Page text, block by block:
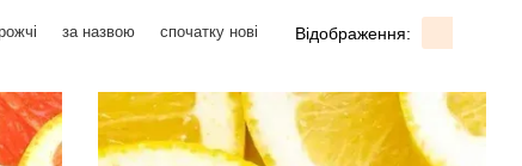
за назвою спочатку нові Відображення: